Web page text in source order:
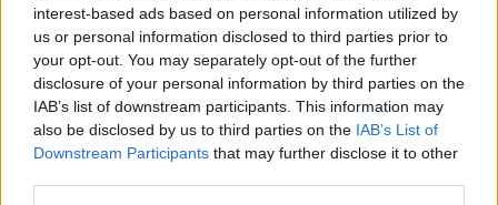
interest-based ads based on personal information utilized by
us or personal information disclosed to third parties prior to
your opt-out. You may separately opt-out of the further
disclosure of your personal information by third parties on the
IAB’s list of downstream participants. This information may
also be disclosed by us to third parties on the IAB’s List of
Downstream Participants that may further disclose it to other
Ricevi le nostre ultime news
da Google News